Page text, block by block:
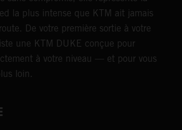
la plus intense que KTM ait jamais
De votre première sortie à votre
une KTM DUKE conçue pour
à votre niveau — et pour vous
loin.